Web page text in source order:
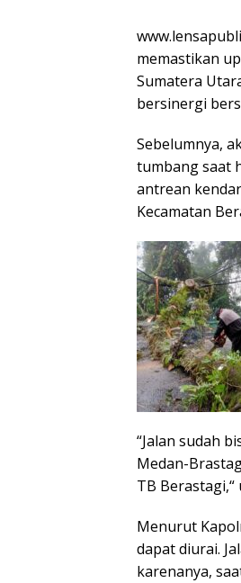
memastikan
Sumatera
bersinergi
Sebelumnya,
tumbang saat
antrean
Kecamatan
“Jalan sudah
Medan-
TB
Menurut
dapat diurai.
karenanya,